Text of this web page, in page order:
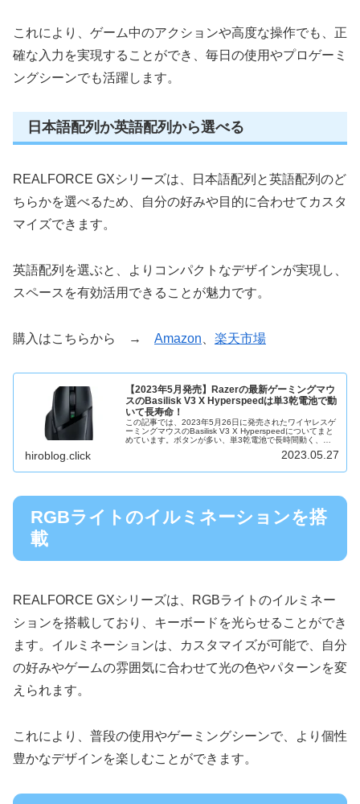
これにより、ゲーム中のアクションや高度な操作でも、正
確な入力を実現することができ、毎日の使用やプロゲーミ
ングシーンでも活躍します。
日本語配列か英語配列から選べる
REALFORCE GXシリーズは、日本語配列と英語配列のど
ちらかを選べるため、自分の好みや目的に合わせてカスタ
マイズできます。
英語配列を選ぶと、よりコンパクトなデザインが実現し、
スペースを有効活用できることが魅力です。
購入はこちらから → Amazon 楽天市場
【2023年5月発売】Razerの最新ゲーミングマウ
スのBasilisk V3 X Hyperspeedは単3乾電池で動
いて長寿命！
この記事では、2023年5月26日に発売されたワイヤレスゲ
ーミングマウスのBasilisk V3 X Hyperspeedについてまと
めています。ボタンが多い、単3乾電池で長時間動く、低
hiroblog.click 2023.05.27
RGBライトのイルミネーションを搭
載
REALFORCE GXシリーズは、RGBライトのイルミネー
ションを搭載しており、キーボードを光らせることができ
ます。イルミネーションは、カスタマイズが可能で、自分
の好みやゲームの雰囲気に合わせて光の色やパターンを変
えられます。
これにより、普段の使用やゲーミングシーンで、より個性
豊かなデザインを楽しむことができます。